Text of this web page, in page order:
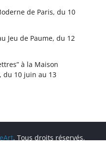
de Paris, du 10
Jeu de Paume, du 12
à la Maison
du 10 juin au 13
. Tous droits réservés.